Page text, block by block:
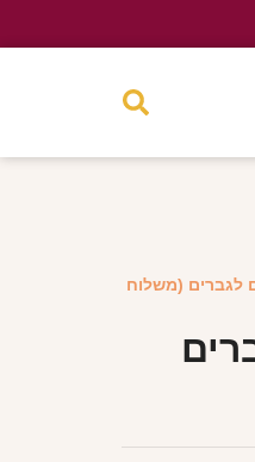
לגברים (משלוח